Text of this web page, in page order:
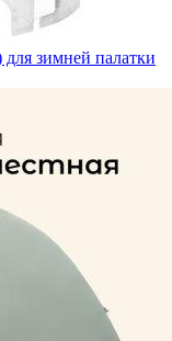
для зимней палатки